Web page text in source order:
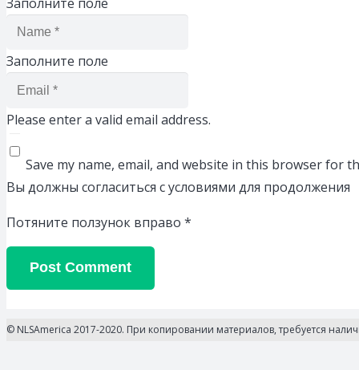
Заполните поле
Please enter a valid email address.
Save my name, email, and website in this browser for
Вы должны согласиться с условиями для продолжения
Потяните ползунок вправо *
Post Comment
© NLSAmerica 2017-2020. При копировании материалов, требуется